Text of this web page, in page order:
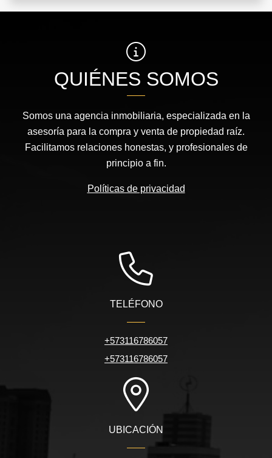
QUIÉNES SOMOS
Somos una agencia inmobiliaria, especializada en la
asesoría para la compra y venta de propiedad raíz.
Facilitamos relaciones honestas, y profesionales de
principio a fin.
Políticas de privacidad
TELÉFONO
+573116786057
+573116786057
UBICACIÓN